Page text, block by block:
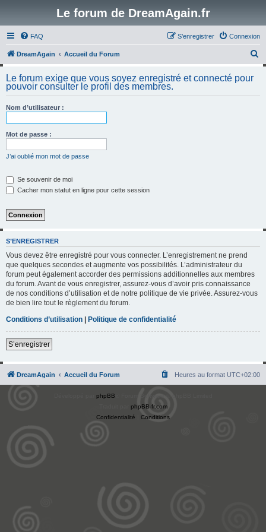
Le forum de DreamAgain.fr
FAQ Connexion
S’enregistrer
DreamAgain Accueil du Forum
h
Le forum exige que vous soyez enregistré et connecté pour
pouvoir consulter le profil des membres.
Nom d’utilisateur :
Mot de passe :
J’ai oublié mon mot de passe
Se souvenir de moi
Cacher mon statut en ligne pour cette session
S’ENREGISTRER
Vous devez être enregistré pour vous connecter. L’enregistrement ne prend
que quelques secondes et augmente vos possibilités. L’administrateur du
forum peut également accorder des permissions additionnelles aux membres
du forum. Avant de vous enregistrer, assurez-vous d’avoir pris connaissance
de nos conditions d’utilisation et de notre politique de vie privée. Assurez-vous
de bien lire tout le règlement du forum.
Conditions d’utilisation | Politique de confidentialité
S’enregistrer
DreamAgain Accueil du Forum Heures au format UTC+02:00
phpBB
phpBB-fr.com
Confidentialité
Conditions